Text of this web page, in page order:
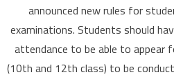
announced new rules for
examinations. Students should
attendance to be able to appear
(10th and 12th class) to be